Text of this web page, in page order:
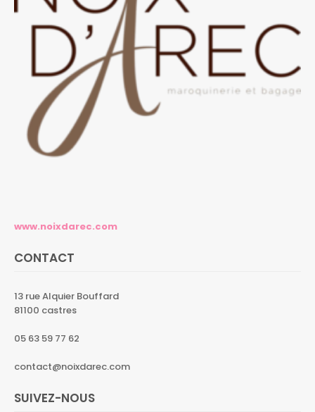
www.noixdarec.com
CONTACT
13 rue Alquier Bouffard
81100 castres
05 63 59 77 62
contact@noixdarec.com
SUIVEZ-NOUS